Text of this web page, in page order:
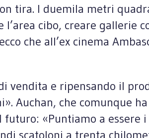
tira. I duemila metri
cibo, creare gallerie
che all’ex cinema
vendita e ripensando il
Auchan, che comunque
«Puntiamo a essere
scatoloni a trenta